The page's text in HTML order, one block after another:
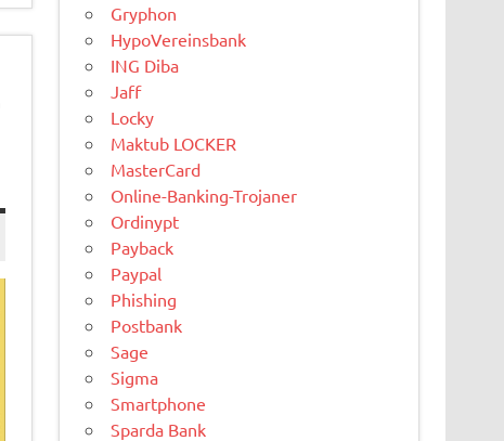
Gryphon
HypoVereinsbank
ING Diba
Jaff
Locky
Maktub LOCKER
MasterCard
Online-Banking-Trojaner
Ordinypt
Payback
Paypal
Phishing
Postbank
Sage
Sigma
Smartphone
Sparda Bank